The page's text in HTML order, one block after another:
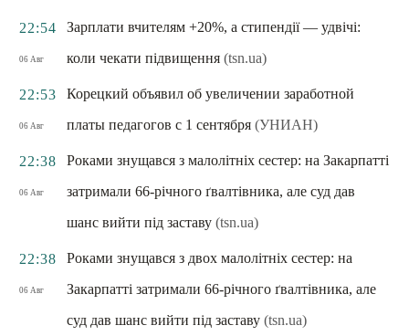
22:54
06 Авг
Зарплати вчителям +20%, а стипендії — удвічі:
коли чекати підвищення (tsn.ua)
22:53
06 Авг
Корецкий объявил об увеличении заработной
платы педагогов с 1 сентября (УНИАН)
22:38
06 Авг
Роками знущався з малолітніх сестер: на Закарпатті
затримали 66-річного ґвалтівника, але суд дав
шанс вийти під заставу (tsn.ua)
22:38
06 Авг
Роками знущався з двох малолітніх сестер: на
Закарпатті затримали 66-річного ґвалтівника, але
суд дав шанс вийти під заставу (tsn.ua)